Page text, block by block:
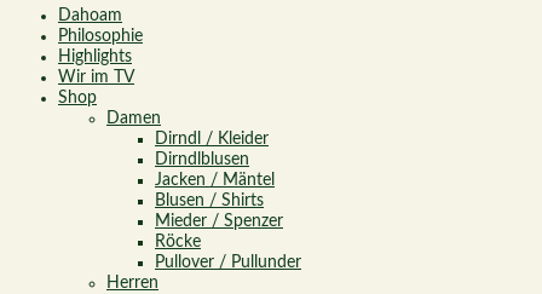
Dahoam
Philosophie
Highlights
Wir im TV
Shop
Damen
Dirndl / Kleider
Dirndlblusen
Jacken / Mäntel
Blusen / Shirts
Mieder / Spenzer
Röcke
Pullover / Pullunder
Herren